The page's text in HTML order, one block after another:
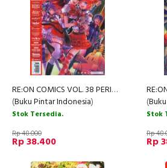
RE:ON COMICS VOL. 38 PERIODICAL COMICS COMPILATION
(Buku Pintar Indonesia)
Stok Tersedia.
Rp 48.000
Rp 38.400
(
Stok
Rp
Rp